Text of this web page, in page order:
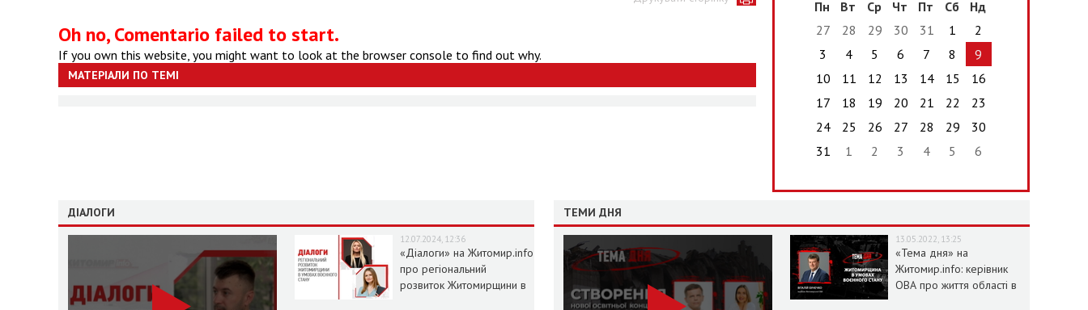
Oh no, Comentario failed to start.
If you own this website, you might want to look at the browser console to find out why.
МАТЕРІАЛИ ПО ТЕМІ
Пн
Вт Ср Чт Пт Сб
Нд
27
28 29 30 31 1
2
3
4 5 6 7 8
9
10
11 12 13 14 15
16
17
18 19 20 21 22
23
24
25 26 27 28 29
30
31
1 2 3 4 5 6
ДІАЛОГИ
12.07.2024, 12:36
«Діалоги» на Житомир.info
про регіональний
розвиток Житомирщини в
ТЕМИ ДНЯ
13.05.2022, 13:25
«Тема дня» на
Житомир.info: керівник
ОВА про життя області в